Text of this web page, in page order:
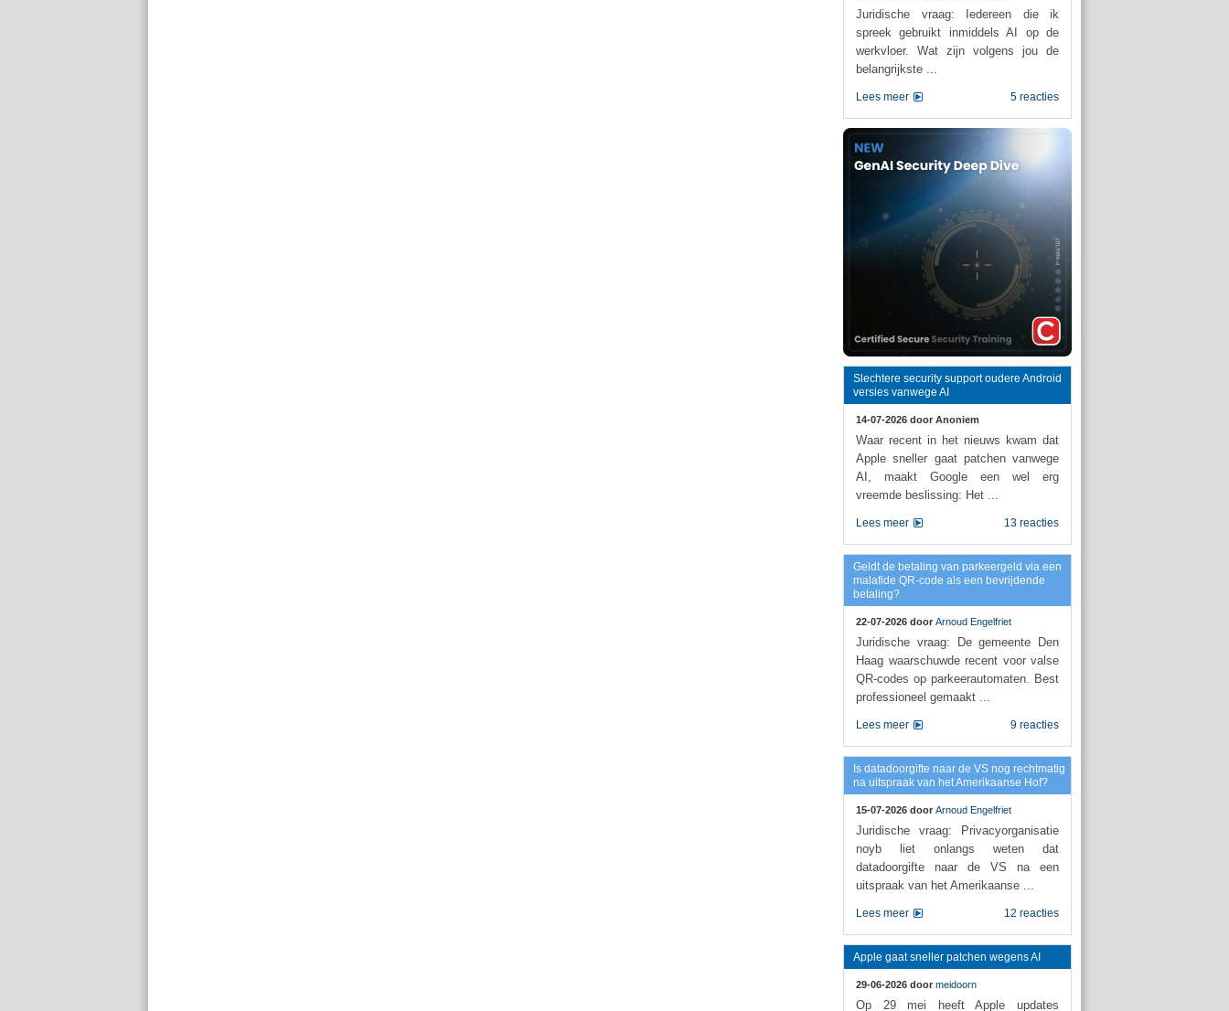
Juridische vraag: Iedereen die ik
spreek gebruikt inmiddels AI op de
werkvloer. Wat zijn volgens jou de
belangrijkste ...
5 reacties
Lees meer
Slechtere security support oudere Android
versies vanwege AI
14-07-2026 door Anoniem
Waar recent in het nieuws kwam dat
Apple sneller gaat patchen vanwege
AI, maakt Google een wel erg
vreemde beslissing: Het ...
13 reacties
Lees meer
Geldt de betaling van parkeergeld via een
malafide QR-code als een bevrijdende
betaling?
22-07-2026 door Arnoud Engelfriet
Juridische vraag: De gemeente Den
Haag waarschuwde recent voor valse
QR-codes op parkeerautomaten. Best
professioneel gemaakt ...
9 reacties
Lees meer
Is datadoorgifte naar de VS nog rechtmatig
na uitspraak van het Amerikaanse Hof?
15-07-2026 door Arnoud Engelfriet
Juridische vraag: Privacyorganisatie
noyb liet onlangs weten dat
datadoorgifte naar de VS na een
uitspraak van het Amerikaanse ...
12 reacties
Lees meer
Apple gaat sneller patchen wegens AI
29-06-2026 door meidoorn
Op 29 mei heeft Apple updates